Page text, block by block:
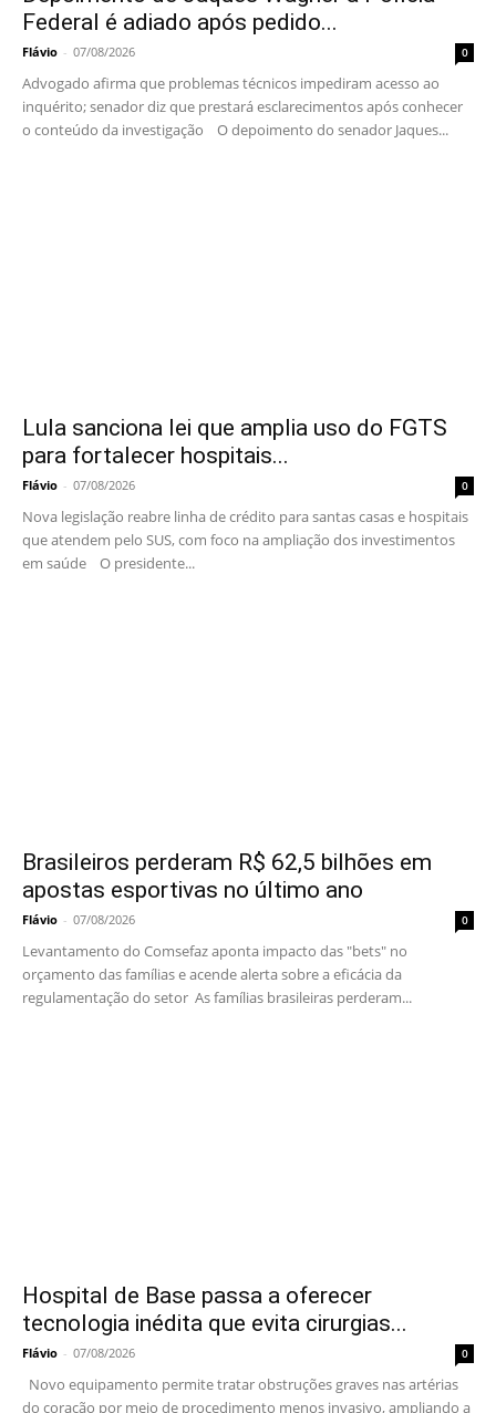
Federal é adiado após pedido...
Flávio - 07/08/2026 0
Advogado afirma que problemas técnicos impediram acesso ao
inquérito; senador diz que prestará esclarecimentos após conhecer
o conteúdo da investigação O depoimento do senador Jaques...
Lula sanciona lei que amplia uso do FGTS
para fortalecer hospitais...
Flávio - 07/08/2026 0
Nova legislação reabre linha de crédito para santas casas e hospitais
que atendem pelo SUS, com foco na ampliação dos investimentos
em saúde O presidente...
Brasileiros perderam R$ 62,5 bilhões em
apostas esportivas no último ano
Flávio - 07/08/2026 0
Levantamento do Comsefaz aponta impacto das "bets" no
orçamento das famílias e acende alerta sobre a eficácia da
regulamentação do setor As famílias brasileiras perderam...
Hospital de Base passa a oferecer
tecnologia inédita que evita cirurgias...
Flávio - 07/08/2026 0
Novo equipamento permite tratar obstruções graves nas artérias
do coração por meio de procedimento menos invasivo, ampliando a